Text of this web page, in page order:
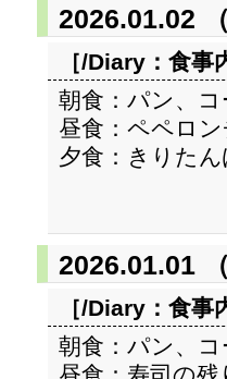
2026.01.02
［/Diary： 食事
朝食：パン、コ
昼食：ペペロン
夕食：きりた
2026.01.01
［/Diary： 食事
朝食：パン、コ